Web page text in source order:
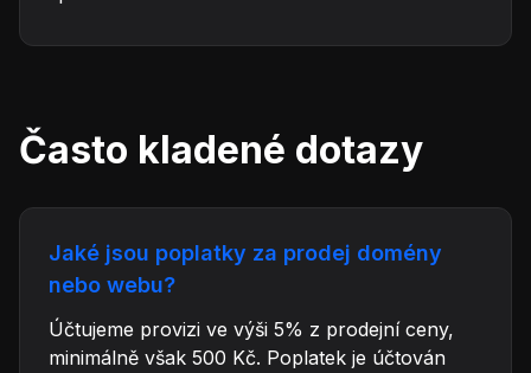
Často kladené dotazy
Jaké jsou poplatky za prodej domény
nebo webu?
Účtujeme provizi ve výši 5% z prodejní ceny,
minimálně však 500 Kč. Poplatek je účtován